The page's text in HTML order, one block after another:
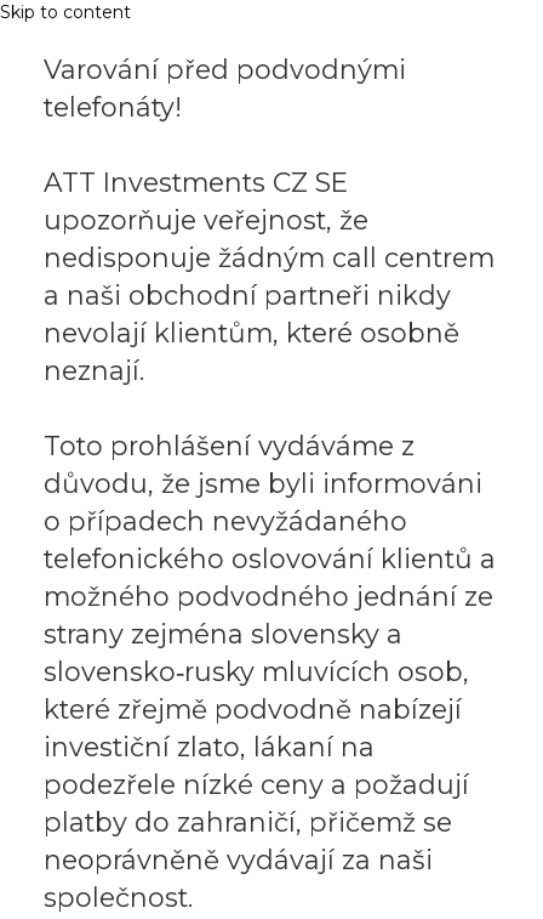
Skip to content
Varování před podvodnými
telefonáty!
ATT Investments CZ SE
upozorňuje veřejnost, že
nedisponuje žádným call centrem
a naši obchodní partneři nikdy
nevolají klientům, které osobně
neznají.
Toto prohlášení vydáváme z
důvodu, že jsme byli informováni
o případech nevyžádaného
telefonického oslovování klientů a
možného podvodného jednání ze
strany zejména slovensky a
slovensko‑rusky mluvících osob,
které zřejmě podvodně nabízejí
investiční zlato, lákaní na
podezřele nízké ceny a požadují
platby do zahraničí, přičemž se
neoprávněně vydávají za naši
společnost.